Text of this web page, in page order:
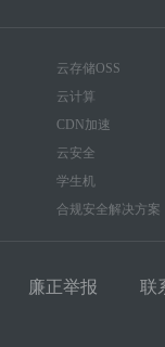
云存储OSS
云计算
CDN加速
云安全
学生机
合规安全解决方案
廉正举报 联